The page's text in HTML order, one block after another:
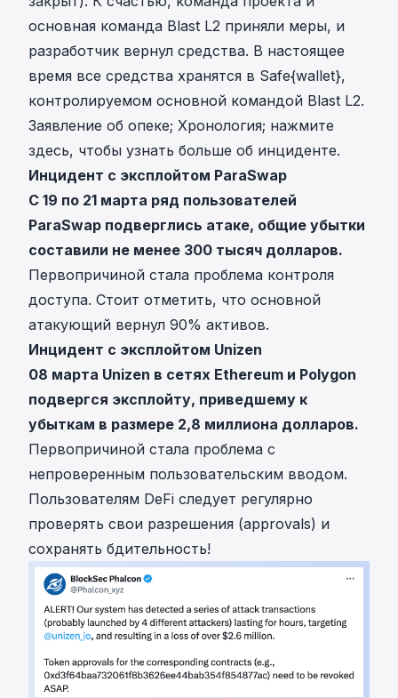
основная команда Blast L2 приняли меры, и
разработчик вернул средства. В настоящее
время все средства хранятся в Safe{wallet},
контролируемом основной командой Blast L2.
Заявление об опеке; Хронология; нажмите
здесь, чтобы узнать больше об инциденте.
Инцидент с эксплойтом ParaSwap
С 19 по 21 марта ряд пользователей
ParaSwap подверглись атаке, общие убытки
составили не менее 300 тысяч долларов.
Первопричиной стала проблема контроля
доступа. Стоит отметить, что основной
атакующий вернул 90% активов.
Инцидент с эксплойтом Unizen
08 марта Unizen в сетях Ethereum и Polygon
подвергся эксплойту, приведшему к
убыткам в размере 2,8 миллиона долларов.
Первопричиной стала проблема с
непроверенным пользовательским вводом.
Пользователям DeFi следует регулярно
проверять свои разрешения (approvals) и
сохранять бдительность!